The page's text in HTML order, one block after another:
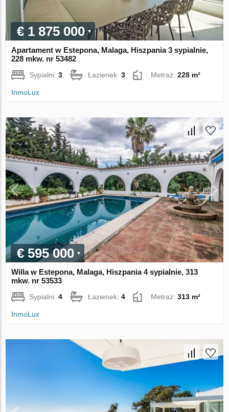
€ 1 875 000
Apartament w Estepona, Malaga, Hiszpania 3 sypialnie,
228 mkw. nr 53482
Sypialni:3 Łazienek:3 Metraż:228 m²
InmoLux
€ 595 000
Willa w Estepona, Malaga, Hiszpania 4 sypialnie, 313
mkw. nr 53533
Sypialni:4 Łazienek:4 Metraż:313 m²
InmoLux